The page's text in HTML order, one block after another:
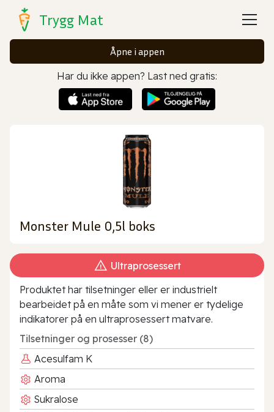
Trygg Mat
Åpne i appen
Har du ikke appen? Last ned gratis:
Monster Mule 0,5l boks
Ultraprosessert
Produktet har tilsetninger eller er industrielt
bearbeidet på en måte som vi mener er tydelige
indikatorer på en ultraprosessert matvare.
Tilsetninger og prosesser (8)
Acesulfam K
Aroma
Sukralose